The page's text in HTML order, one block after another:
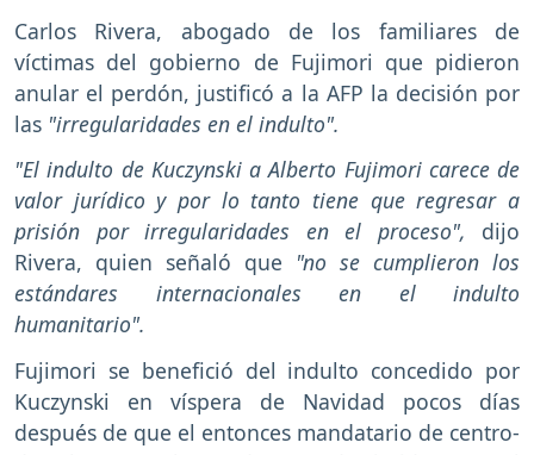
Carlos Rivera, abogado de los familiares de
víctimas del gobierno de Fujimori que pidieron
anular el perdón, justificó a la AFP la decisión por
las "irregularidades en el indulto".
"El indulto de Kuczynski a Alberto Fujimori carece de
valor jurídico y por lo tanto tiene que regresar a
prisión por irregularidades en el proceso", dijo
Rivera, quien señaló que "no se cumplieron los
estándares internacionales en el indulto
humanitario".
Fujimori se benefició del indulto concedido por
Kuczynski en víspera de Navidad pocos días
después de que el entonces mandatario de centro-